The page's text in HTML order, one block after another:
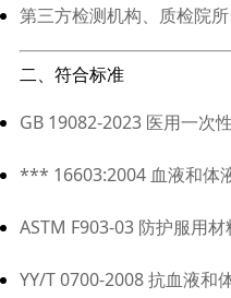
第三方检测机构、质检院
二、符合标准
GB 19082‑2023 医用一次
*** 16603:2004 血液和体
ASTM F903‑03 防护服用
YY/T 0700‑2008 抗血液和